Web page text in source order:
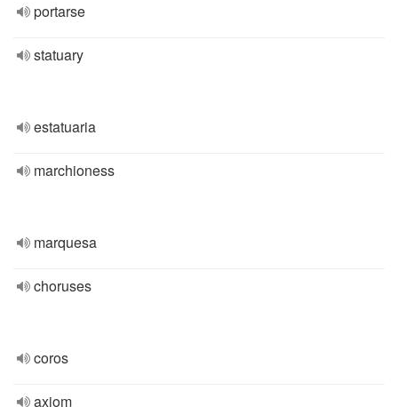
portarse
statuary
estatuaria
marchioness
marquesa
choruses
coros
axiom